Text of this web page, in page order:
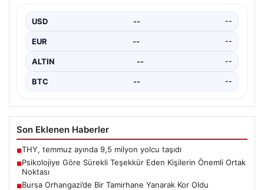
USD -- --
EUR -- --
ALTIN -- --
BTC -- --
Son Eklenen Haberler
■THY, temmuz ayında 9,5 milyon yolcu taşıdı
■Psikolojiye Göre Sürekli Teşekkür Eden Kişilerin Önemli Ortak
Noktası
■Bursa Orhangazi’de Bir Tamirhane Yanarak Kor Oldu